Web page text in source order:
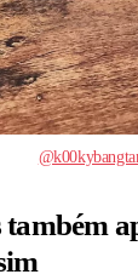
também